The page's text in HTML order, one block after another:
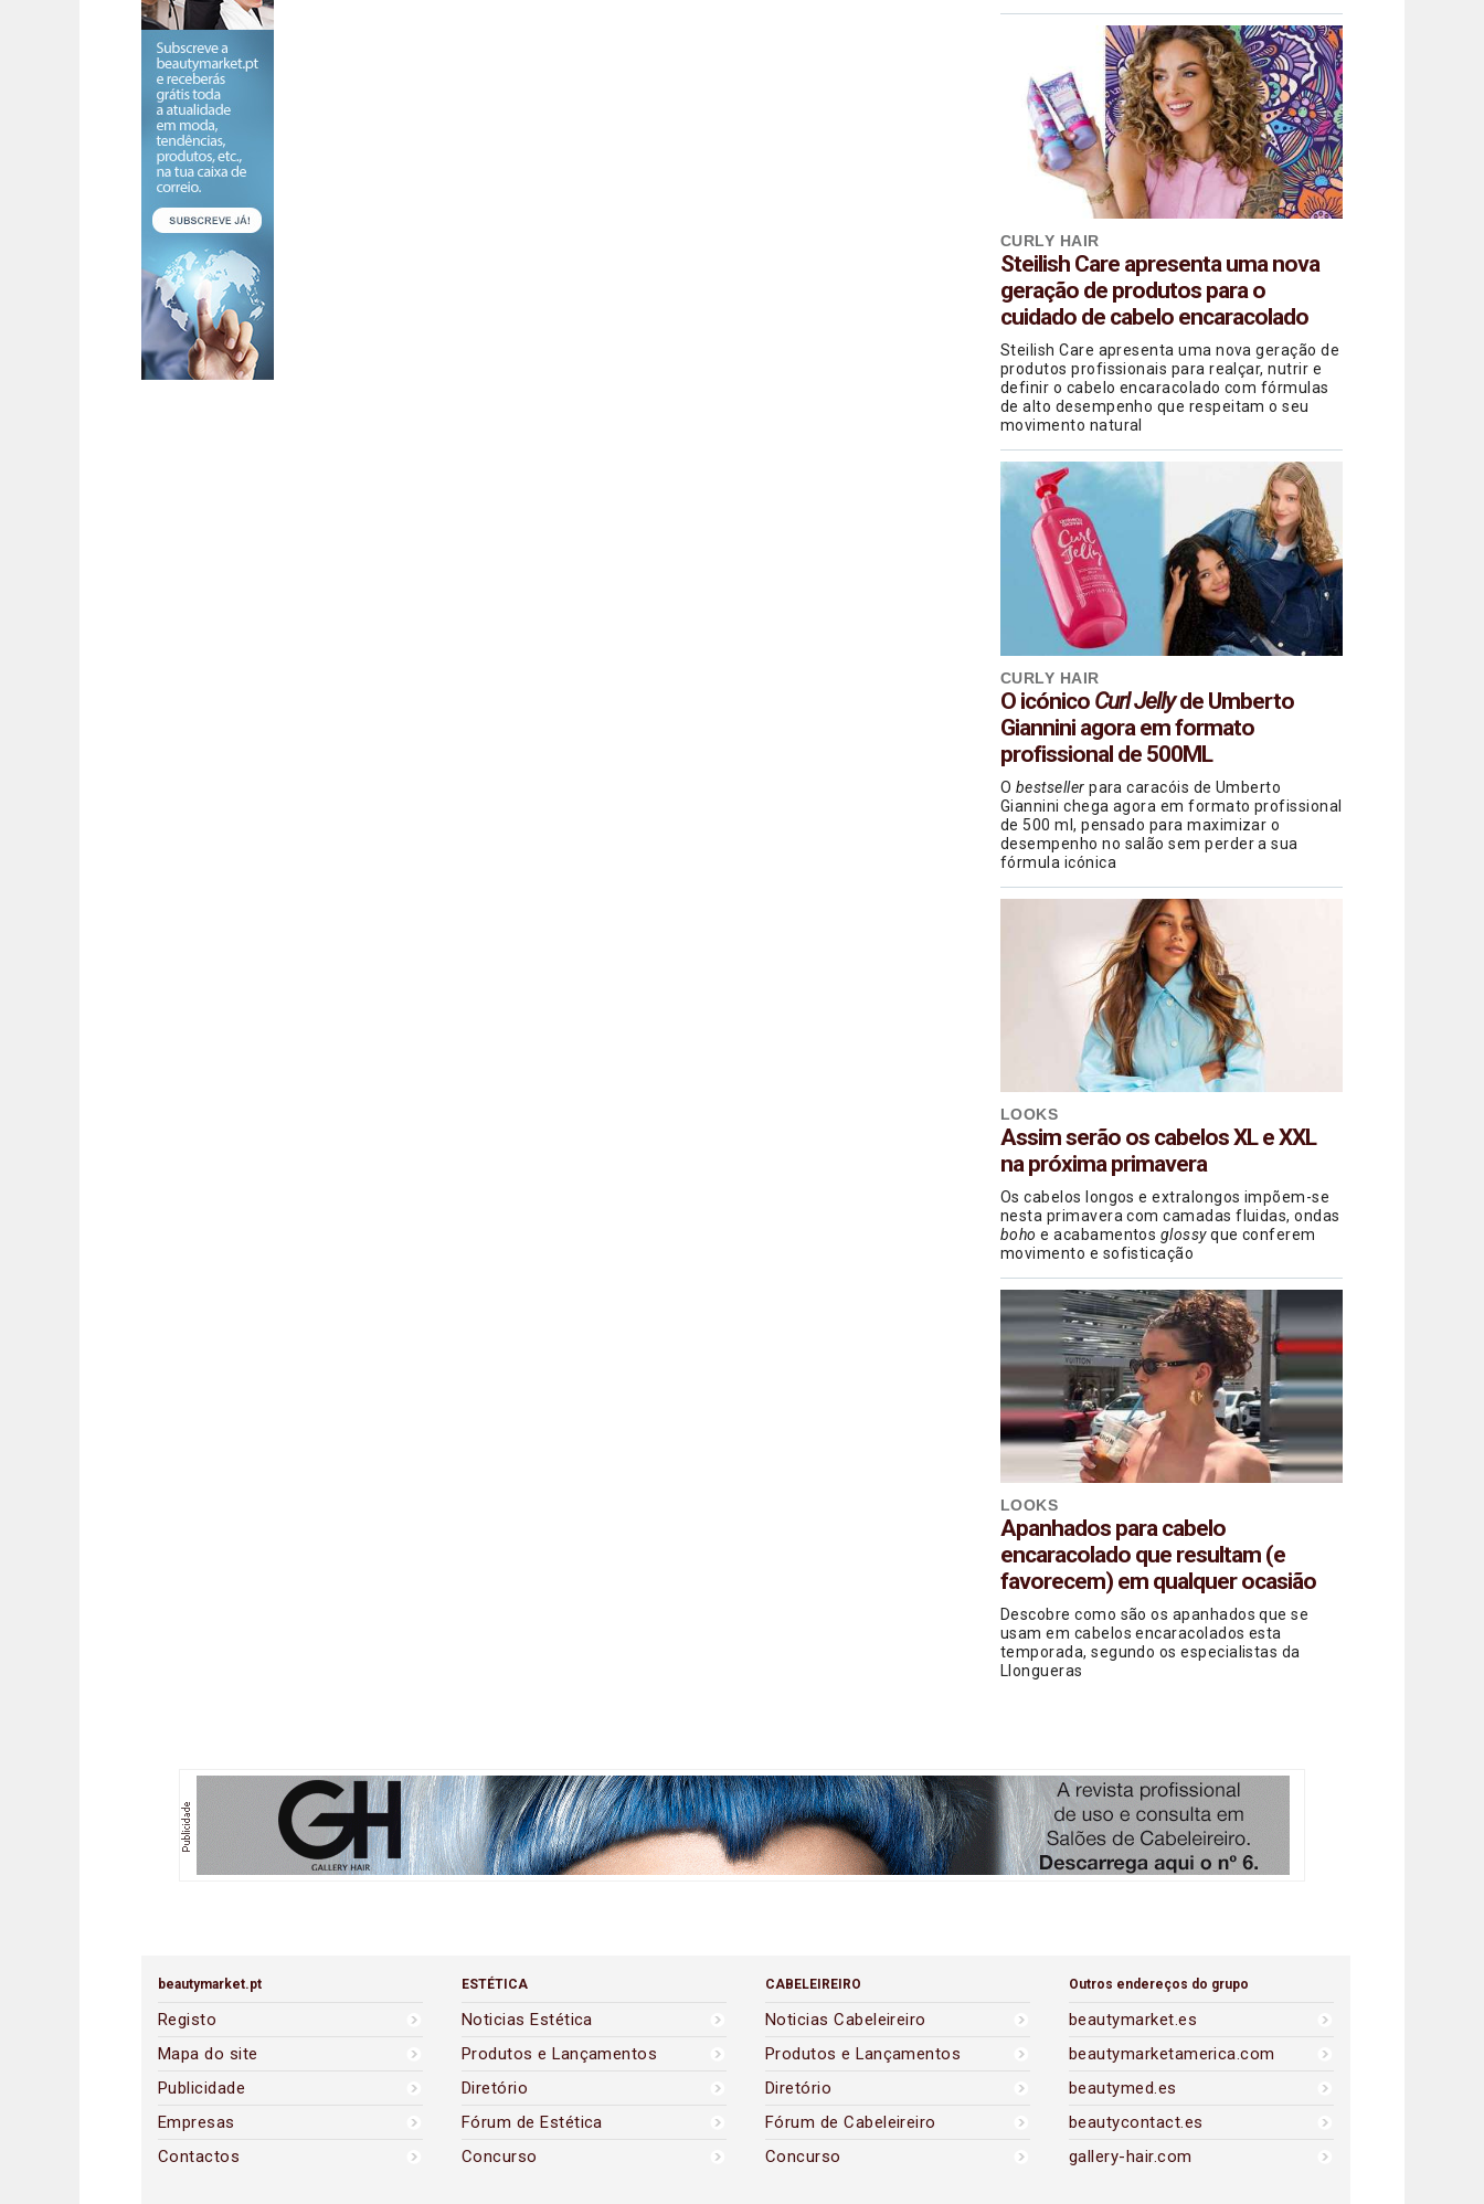
CURLY HAIR
Steilish Care apresenta uma nova
geração de produtos para o
cuidado de cabelo encaracolado
Steilish Care apresenta uma nova geração de
produtos profissionais para realçar, nutrir e
definir o cabelo encaracolado com fórmulas
de alto desempenho que respeitam o seu
movimento natural
CURLY HAIR
O icónico Curl Jellyde Umberto
Giannini agora em formato
profissional de 500ML
O bestseller para caracóis de Umberto
Giannini chega agora em formato profissional
de 500 ml, pensado para maximizar o
desempenho no salão sem perder a sua
fórmula icónica
LOOKS
Assim serão os cabelos XL e XXL
na próxima primavera
Os cabelos longos e extralongos impõem-se
nesta primavera com camadas fluidas, ondas
boho e acabamentos glossyque conferem
movimento e sofisticação
LOOKS
Apanhados para cabelo
encaracolado que resultam (e
favorecem) em qualquer ocasião
Descobre como são os apanhados que se
usam em cabelos encaracolados esta
temporada, segundo os especialistas da
Llongueras
beautymarket.pt
Registo
Mapa do site
Publicidade
Empresas
Contactos
ESTÉTICA
Noticias Estética
Produtos e Lançamentos
Diretório
Fórum de Estética
Concurso
CABELEIREIRO
Noticias Cabeleireiro
Produtos e Lançamentos
Diretório
Fórum de Cabeleireiro
Concurso
Outros endereços do grupo
beautymarket.es
beautymarketamerica.com
beautymed.es
beautycontact.es
gallery-hair.com